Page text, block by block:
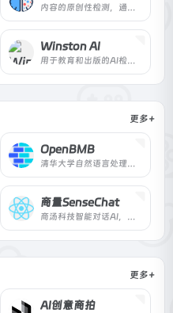
内容的原创性检测，通过AI识别任何抄袭和检测是否使用AI工具来创建内容。
Winston AI
用于教育和出版的AI检测器。立即找出任何内容是由人类还是机器人产生的。
更多+
OpenBMB
清华大学自然语言处理实验室和智源研究院语言大模型加速技术创新中心共同支持发起
商量SenseChat
商汤科技智能对话AI，提供高效便捷交流服务。
更多+
AI创意商拍